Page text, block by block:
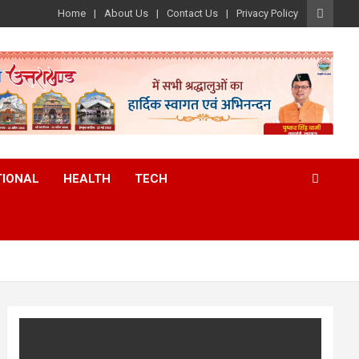
Home About Us Contact Us Privacy Policy
HEALTH TECH